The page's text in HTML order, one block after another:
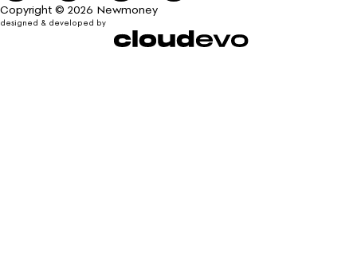
Copyright © 2026 Newmoney
designed & developed by